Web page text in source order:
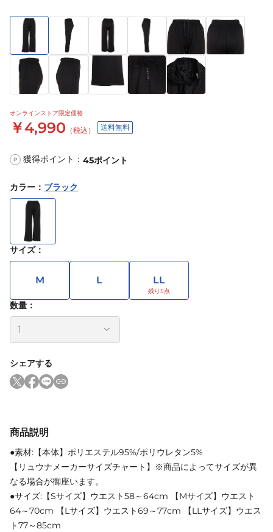
オンラインストア限定価格
￥4,990 （税込） 送料無料
P 獲得ポイント： 45ポイント
カラー ： ブラック
サイズ：
M L LL
数量：
シェアする
商品説明
●素材:【本体】ポリエステル95%/ポリウレタン5%
【リュウナメーカーサイズチャート】※商品によってサイズが異
なる場合が御座います。
●サイズ:【Sサイズ】ウエスト58～64cm 【Mサイズ】ウエスト
64～70cm 【Lサイズ】ウエスト69～77cm 【LLサイズ】ウエス
ト77～85cm